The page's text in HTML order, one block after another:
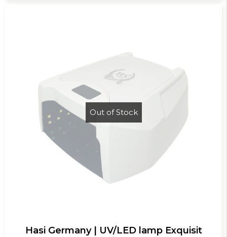
Out of Stock
Hasi Germany | UV/LED lamp Exquisit